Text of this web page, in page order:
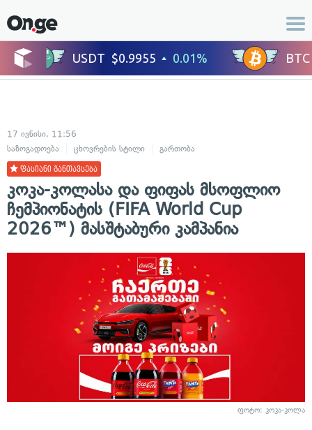
17 ივნისი, 11:56
საზოგადოება
ცხოვრების სტილი გართობა
ფასიანი განთავსება
კოკა-კოლასა და ფიფას მსოფლიო
ჩემპიონატის (FIFA World Cup
2026™) მასშტაბური კამპანია
ფოტო: კოკა-კოლა